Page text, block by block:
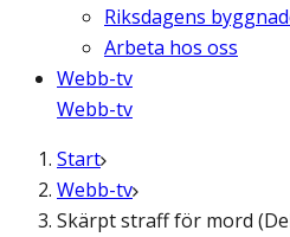
Riksdagens
Arbeta hos oss
Webb-tv
Webb-tv
Start
Webb-tv
Skärpt straff för mord